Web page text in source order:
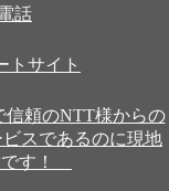
話
トサイト
頼のNTT様からの
スであるのに現地
です！